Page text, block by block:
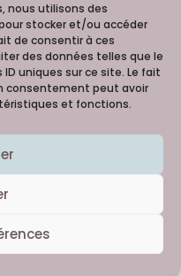
nous utilisons des
stocker et/ou accéder
de consentir à ces
des données telles que le
uniques sur ce site. Le fait
consentement peut avoir
et fonctions.